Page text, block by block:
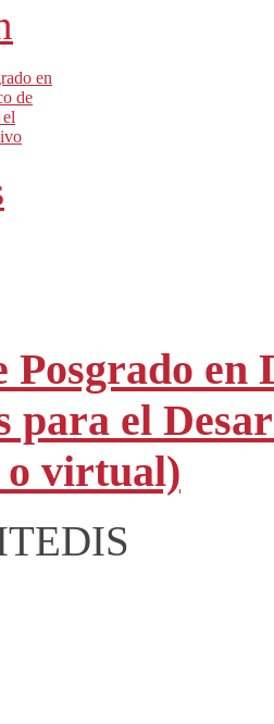
en
de
Posgrado en
para el
o virtual)